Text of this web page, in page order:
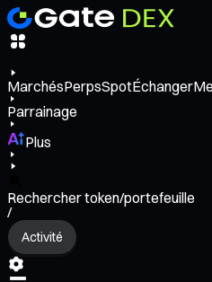
MarchésPerpsSpotÉchanger
Parrainage
Plus
Rechercher token/portefeuille
/
Activité